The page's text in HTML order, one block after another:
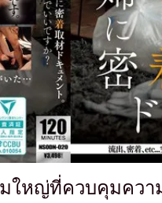
ใหญ่ที่ควบคุมควา